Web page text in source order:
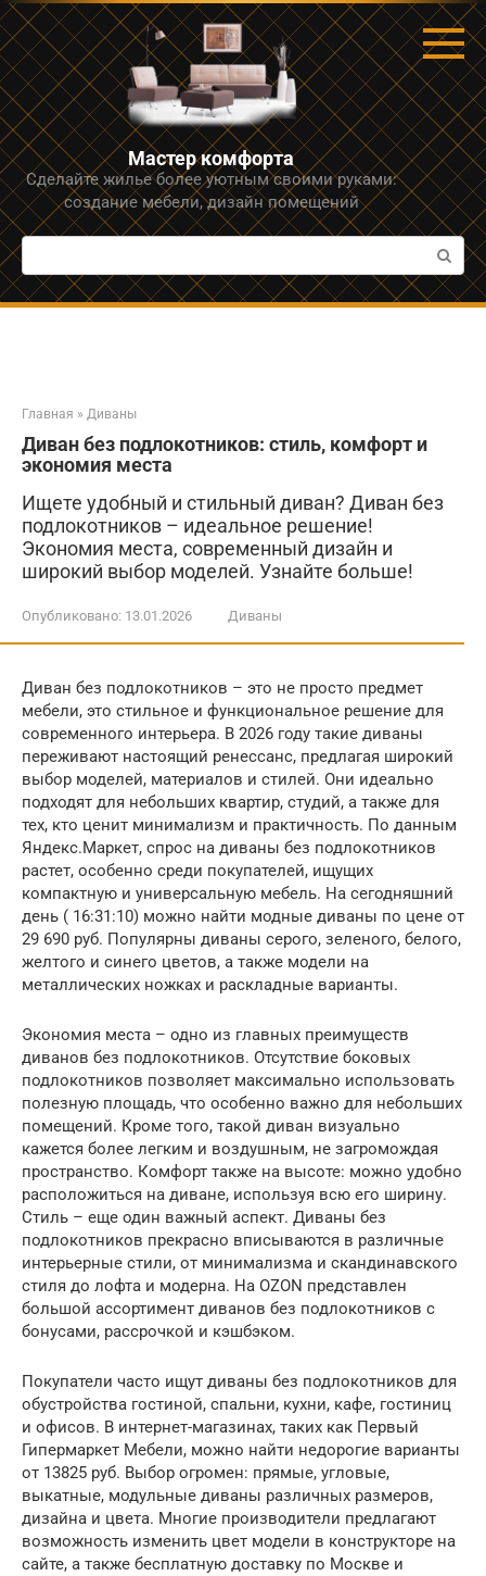
Перейти
к
контенту
Мастер комфорта
Сделайте жилье более уютным своими руками:
создание мебели, дизайн помещений
Поиск:
Главная » Диваны
Диван без подлокотников: стиль, комфорт и
экономия места
Ищете удобный и стильный диван? Диван без
подлокотников – идеальное решение!
Экономия места, современный дизайн и
широкий выбор моделей. Узнайте больше!
Опубликовано: 13.01.2026 Диваны
Диван без подлокотников – это не просто предмет
мебели, это стильное и функциональное решение для
современного интерьера. В 2026 году такие диваны
переживают настоящий ренессанс, предлагая широкий
выбор моделей, материалов и стилей. Они идеально
подходят для небольших квартир, студий, а также для
тех, кто ценит минимализм и практичность. По данным
Яндекс.Маркет, спрос на диваны без подлокотников
растет, особенно среди покупателей, ищущих
компактную и универсальную мебель. На сегодняшний
день ( 16:31:10) можно найти модные диваны по цене от
29 690 руб. Популярны диваны серого, зеленого, белого,
желтого и синего цветов, а также модели на
металлических ножках и раскладные варианты.
Экономия места – одно из главных преимуществ
диванов без подлокотников. Отсутствие боковых
подлокотников позволяет максимально использовать
полезную площадь, что особенно важно для небольших
помещений. Кроме того, такой диван визуально
кажется более легким и воздушным, не загромождая
пространство. Комфорт также на высоте: можно удобно
расположиться на диване, используя всю его ширину.
Стиль – еще один важный аспект. Диваны без
подлокотников прекрасно вписываются в различные
интерьерные стили, от минимализма и скандинавского
стиля до лофта и модерна. На OZON представлен
большой ассортимент диванов без подлокотников с
бонусами, рассрочкой и кэшбэком.
Покупатели часто ищут диваны без подлокотников для
обустройства гостиной, спальни, кухни, кафе, гостиниц
и офисов. В интернет-магазинах, таких как Первый
Гипермаркет Мебели, можно найти недорогие варианты
от 13825 руб. Выбор огромен: прямые, угловые,
выкатные, модульные диваны различных размеров,
дизайна и цвета. Многие производители предлагают
возможность изменить цвет модели в конструкторе на
сайте, а также бесплатную доставку по Москве и